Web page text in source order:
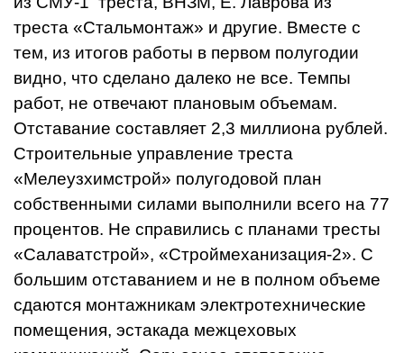
треста «Стальмонтаж» и другие. Вместе с
тем, из итогов работы в первом полугодии
видно, что сделано далеко не все. Темпы
работ, не отвечают плановым объемам.
Отставание составляет 2,3 миллиона рублей.
Строительные управление треста
«Мелеузхимстрой» полугодовой план
собственными силами выполнили всего на 77
процентов. Не справились с планами тресты
«Салаватстрой», «Строймеханизация-2». С
большим отставанием и не в полном объеме
сдаются монтажникам электротехнические
помещения, эстакада межцеховых